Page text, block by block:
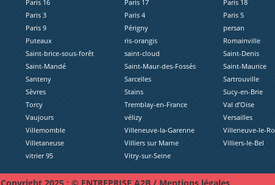
Paris 16 Paris 17 Paris 18
Paris 3 Paris 4 Paris 5
Paris 9 Périgny persan
Puteaux ris-orangis Romainville
Saint-brice-sous-forêt saint-cloud Saint-Denis
Saint-Mandé Saint-Maur-des-Fossés Saint-Maurice
Santeny Sarcelles Sartrouville
Sèvres Stains Sucy-en-Brie
Torcy Tremblay-en-France Val d’Oise
Vaujours vélizy Versailles
Villemomble Villeneuve-la-Garenne Villeneuve-le-
Villetaneuse Villiers sur Marne Villiers-le-Bel
vitrier 95 Vitry-sur-Seine
Copyright 2025 : © ENTREPRISE A2B / Mentions légales